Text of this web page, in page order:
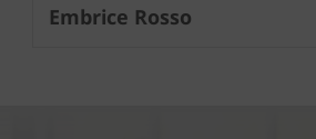
Embrice Rosso